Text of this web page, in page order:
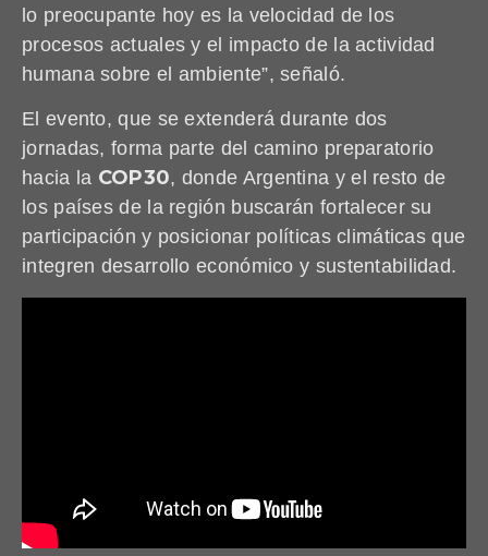
lo preocupante hoy es la velocidad de los
procesos actuales y el impacto de la actividad
humana sobre el ambiente”, señaló.
El evento, que se extenderá durante dos
jornadas, forma parte del camino preparatorio
hacia la COP30, donde Argentina y el resto de
los países de la región buscarán fortalecer su
participación y posicionar políticas climáticas que
integren desarrollo económico y sustentabilidad.